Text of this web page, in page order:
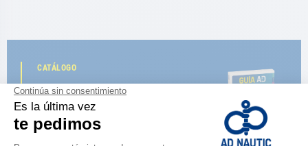
CATÁLOGO
Descubre
la nueva guía AD 2026